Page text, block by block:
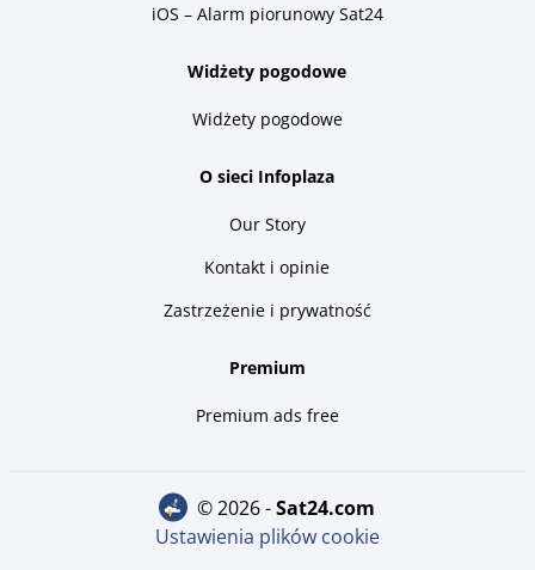
iOS – Alarm piorunowy Sat24
Widżety pogodowe
Widżety pogodowe
O sieci Infoplaza
Our Story
Kontakt i opinie
Zastrzeżenie i prywatność
Premium
Premium ads free
© 2026 - sat24.com
Ustawienia plików cookie